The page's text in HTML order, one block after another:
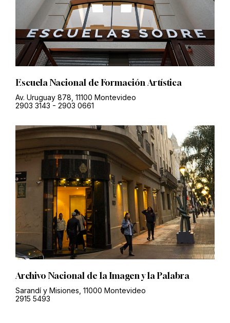
Escuela Nacional de Formación Artística
Av. Uruguay 878, 11100 Montevideo
2903 3143 - 2903 0661
Archivo Nacional de la Imagen y la Palabra
Sarandí y Misiones, 11000 Montevideo
2915 5493